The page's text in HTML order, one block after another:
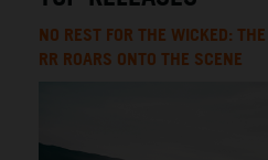
NO REST FOR THE WICKED:
RR ROARS ONTO THE SCENE